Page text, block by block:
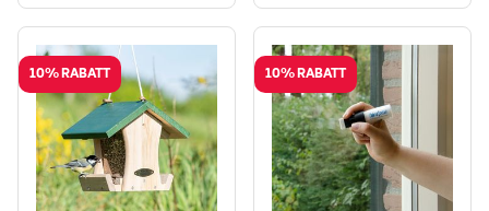
10% RABATT 10% RABATT